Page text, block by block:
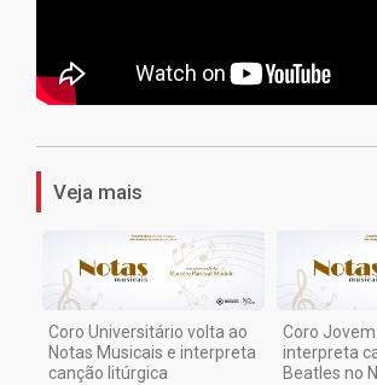
1
Veja mais
Coro Universitário volta ao
Notas Musicais e interpreta
canção litúrgica
Coro
interpreta
Beatles no